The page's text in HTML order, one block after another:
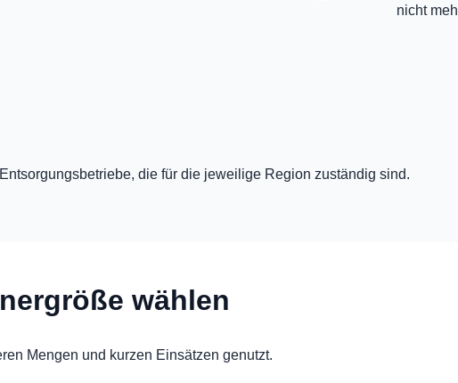
nicht
die für die jeweilige Region zuständig sind.
wählen
Mengen und kurzen Einsätzen genutzt.